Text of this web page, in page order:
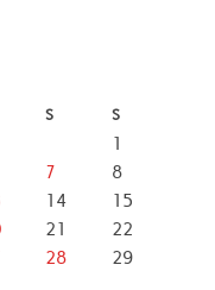
S S
1
7
8
14
15
21
22
28
29